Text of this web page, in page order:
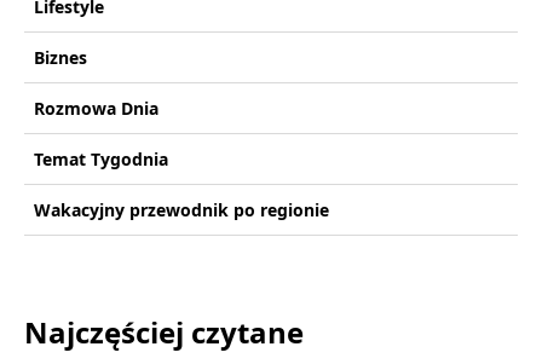
Lifestyle
Biznes
Rozmowa Dnia
Temat Tygodnia
Wakacyjny przewodnik po regionie
Najczęściej czytane